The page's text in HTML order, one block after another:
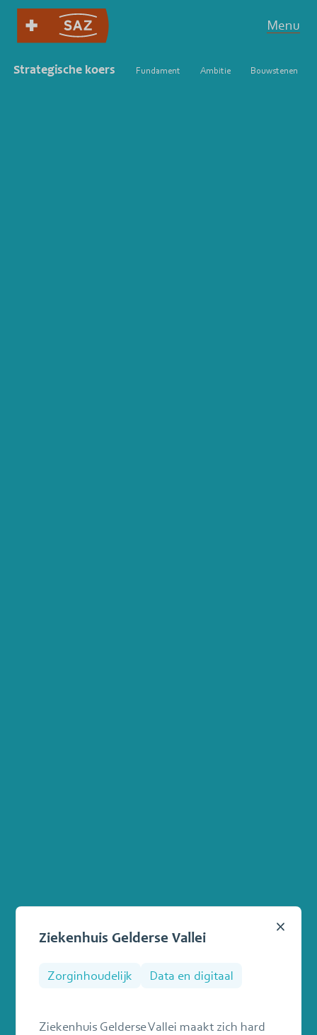
Menu
Strategische koers Fundament Ambitie Bouwstenen
Popup
Ziekenhuis Gelderse Vallei
Zorginhoudelijk Data en digitaal
Ziekenhuis Gelderse Vallei maakt zich hard